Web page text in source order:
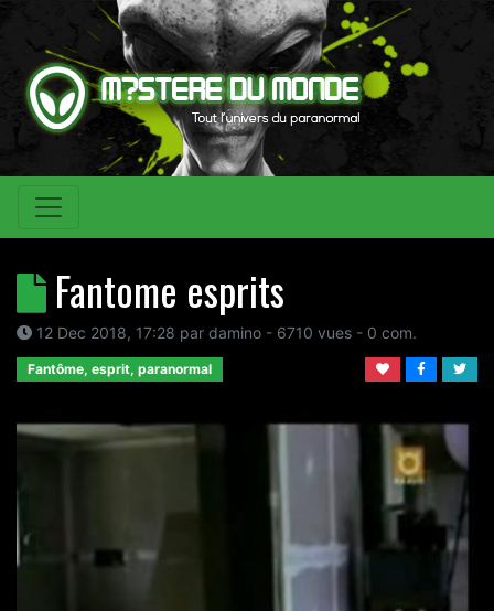
Fantome esprits
12 Dec 2018, 17:28 par damino - 6710 vues - 0 com.
Fantôme, esprit, paranormal